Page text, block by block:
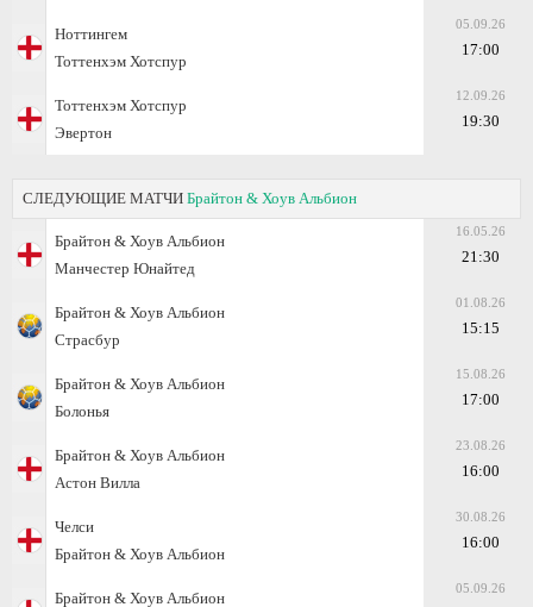
Ноттингем
Тоттенхэм Хотспур
05.09.26
17:00
Тоттенхэм Хотспур
Эвертон
12.09.26
19:30
СЛЕДУЮЩИЕ МАТЧИ Брайтон & Хоув Альбион
Брайтон & Хоув Альбион
Манчестер Юнайтед
16.05.26
21:30
Брайтон & Хоув Альбион
Страсбур
01.08.26
15:15
Брайтон & Хоув Альбион
Болонья
15.08.26
17:00
Брайтон & Хоув Альбион
Астон Вилла
23.08.26
16:00
Челси
Брайтон & Хоув Альбион
30.08.26
16:00
Брайтон & Хоув Альбион
05.09.26